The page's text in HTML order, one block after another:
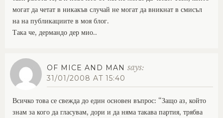
могат да четат в никакъв случай не могат да вникнат в смисъл
на на публикациите в моя блог.
Така че, дермандо дер мио..
OF MICE AND MAN says:
31/01/2008 AT 15:40
Всичко това се свежда до един основен въпрос: “Защо аз, който
знам за кого да гласувам, дори и да няма такава партия, трябва